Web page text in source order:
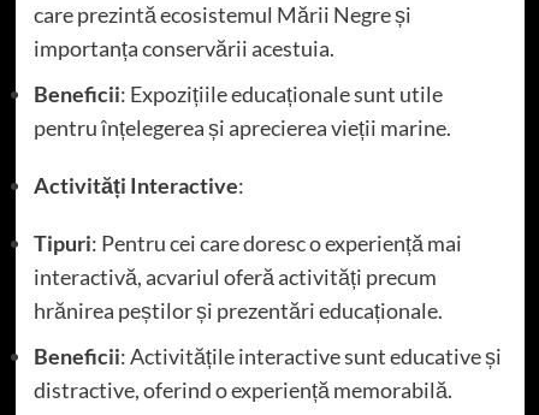
care prezintă ecosistemul Mării Negre și
importanța conservării acestuia.
Beneficii: Expozițiile educaționale sunt utile
pentru înțelegerea și aprecierea vieții marine.
Activități Interactive:
Tipuri: Pentru cei care doresc o experiență mai
interactivă, acvariul oferă activități precum
hrănirea peștilor și prezentări educaționale.
Beneficii: Activitățile interactive sunt educative și
distractive, oferind o experiență memorabilă.